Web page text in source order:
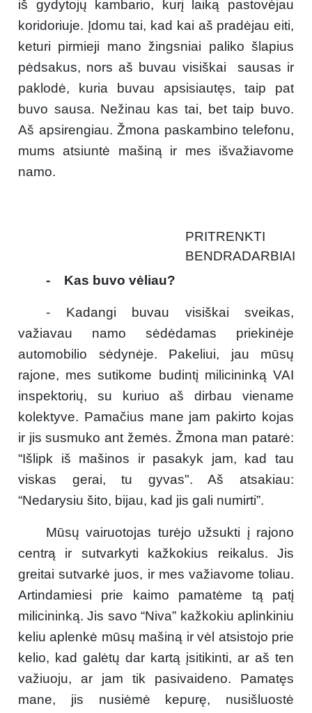
iš gydytojų kambario, kurį laiką pastovėjau
koridoriuje. Įdomu tai, kad kai aš pradėjau eiti,
keturi pirmieji mano žingsniai paliko šlapius
pėdsakus, nors aš buvau visiškai sausas ir
paklodė, kuria buvau apsisiautęs, taip pat
buvo sausa. Nežinau kas tai, bet taip buvo.
Aš apsirengiau. Žmona paskambino telefonu,
mums atsiuntė mašiną ir mes išvažiavome
namo.
PRITRENKTI
BENDRADARBIAI
- Kas buvo vėliau?
- Kadangi buvau visiškai sveikas,
važiavau namo sėdėdamas priekinėje
automobilio sėdynėje. Pakeliui, jau mūsų
rajone, mes sutikome budintį milicininką VAI
inspektorių, su kuriuo aš dirbau viename
kolektyve. Pamačius mane jam pakirto kojas
ir jis susmuko ant žemės. Žmona man patarė:
“Išlipk iš mašinos ir pasakyk jam, kad tau
viskas gerai, tu gyvas". Aš atsakiau:
“Nedarysiu šito, bijau, kad jis gali numirti”.
Mūsų vairuotojas turėjo užsukti į rajono
centrą ir sutvarkyti kažkokius reikalus. Jis
greitai sutvarkė juos, ir mes važiavome toliau.
Artindamiesi prie kaimo pamatėme tą patį
milicininką. Jis savo “Niva” kažkokiu aplinkiniu
keliu aplenkė mūsų mašiną ir vėl atsistojo prie
kelio, kad galėtų dar kartą įsitikinti, ar aš ten
važiuoju, ar jam tik pasivaideno. Pamatęs
mane, jis nusiėmė kepurę, nusišluostė